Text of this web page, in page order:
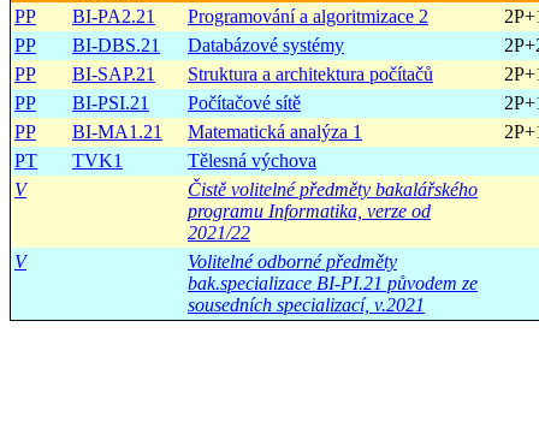
PP
BI-PA2.21 Programování a algoritmizace 2
PP
BI-DBS.21 Databázové systémy
PP
BI-SAP.21 Struktura a architektura počítačů
PP
BI-PSI.21 Počítačové sítě
PP
BI-MA1.21 Matematická analýza 1
PT
TVK1
Tělesná výchova
V
Čistě volitelné předměty bakalářského
programu Informatika, verze od
2021/22
V
Volitelné odborné předměty
bak.specializace BI-PI.21 původem ze
sousedních specializací, v.2021